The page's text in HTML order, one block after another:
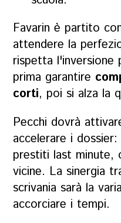
Favarin è partito
attendere la
rispetta l'inversione
prima garantire
corti, poi si alza la
Pecchi dovrà
accelerare i dossier:
prestiti last minute,
vicine. La sinergia
scrivania sarà la
accorciare i tempi.